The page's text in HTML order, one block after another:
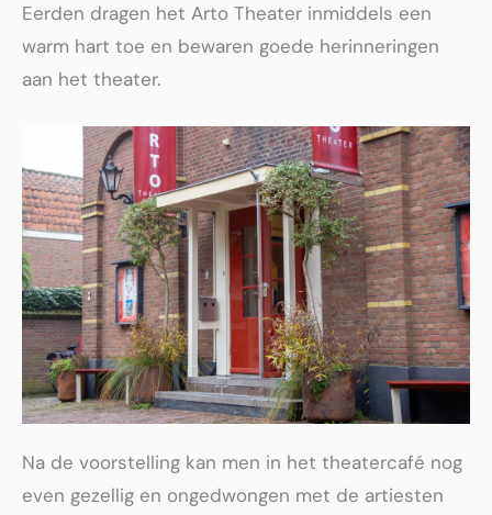
Eerden dragen het Arto Theater inmiddels een
warm hart toe en bewaren goede herinneringen
aan het theater.
Na de voorstelling kan men in het theatercafé nog
even gezellig en ongedwongen met de artiesten